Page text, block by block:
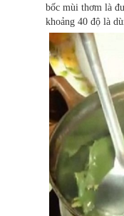
bốc mùi thơm là
khoảng 40 độ là